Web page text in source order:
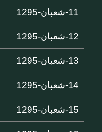
11-شعبان-1295
12-شعبان-1295
13-شعبان-1295
14-شعبان-1295
15-شعبان-1295